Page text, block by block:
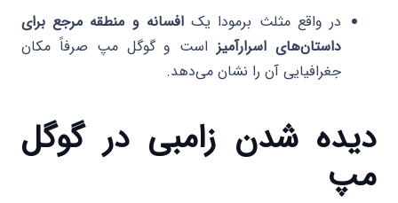
در واقع مثلث برمودا یکافسانه و منطقه مرجع برای
داستان‌های اسرارآمیز است و گوگل مپ صرفاً مکان
جغرافیایی آن را نشان می‌دهد.
دیده شدن زامبی در گوگل
مپ